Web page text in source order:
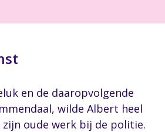
en de daaropvolgende
wilde Albert heel
oude werk bij de politie.